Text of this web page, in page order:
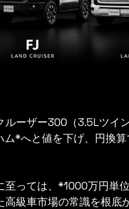
ーザー300（3.5Lツイ
*へと値を下げ、円換
っては、*1000万円単
級車市場の常識を根底